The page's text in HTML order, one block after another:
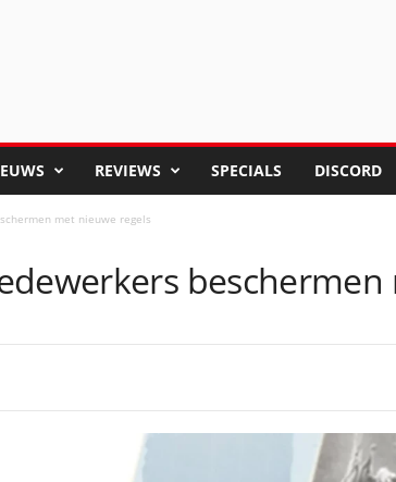
REVIEWS SPECIALS DISCORD
met nieuwe regels